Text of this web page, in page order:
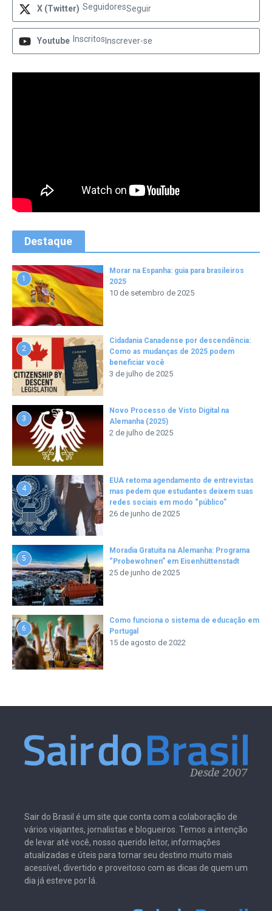
X (Twitter) SeguidoresSeguir
Youtube Inscritos Inscrever-se
Destaque
1
Morar na Espanha: guia para brasileiros
2025
10 de setembro de 2025
2
Cidadania Canadense por descendência:
Como as mudanças de 2025 podem
beneficiar você
3 de julho de 2025
3
Novo Processo de Visto Digital na
Alemanha (2025)
2 de julho de 2025
4
EUA retoma agendamento de entrevistas
mas pedem que estudantes deixem suas
redes sociais em modo “público”
26 de junho de 2025
5
Moradia Gratuita na Alemanha: Programa
“Probewohnen” em Eisenhüttenstadt
25 de junho de 2025
6
Como funciona o sistema de educação em
Portugal
15 de agosto de 2022
Sair do Brasil é um site que conta com a colaboração de
vários viajantes, jornalistas e blogueiros. Temos a intenção
de levar até você, nosso querido leitor, informações
atualizadas e úteis para tornar seu destino muito mais
acessível, divertido e proveitoso com as dicas de quem um
dia já esteve por lá.